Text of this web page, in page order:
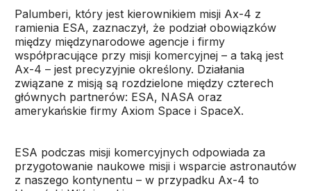
Palumberi, który jest kierownikiem misji Ax-4 z
ramienia ESA, zaznaczył, że podział obowiązków
między międzynarodowe agencje i firmy
współpracujące przy misji komercyjnej – a taką jest
Ax-4 – jest precyzyjnie określony. Działania
związane z misją są rozdzielone między czterech
głównych partnerów: ESA, NASA oraz
amerykańskie firmy Axiom Space i SpaceX.
ESA podczas misji komercyjnych odpowiada za
przygotowanie naukowe misji i wsparcie astronautów
z naszego kontynentu – w przypadku Ax-4 to